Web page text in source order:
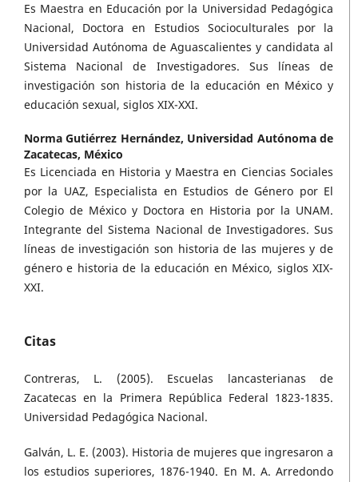
Es Maestra en Educación por la Universidad Pedagógica
Nacional, Doctora en Estudios Socioculturales por la
Universidad Autónoma de Aguascalientes y candidata al
Sistema Nacional de Investigadores. Sus líneas de
investigación son historia de la educación en México y
educación sexual, siglos XIX-XXI.
Norma Gutiérrez Hernández, Universidad Autónoma de
Zacatecas, México
Es Licenciada en Historia y Maestra en Ciencias Sociales
por la UAZ, Especialista en Estudios de Género por El
Colegio de México y Doctora en Historia por la UNAM.
Integrante del Sistema Nacional de Investigadores. Sus
líneas de investigación son historia de las mujeres y de
género e historia de la educación en México, siglos XIX-
XXI.
Citas
Contreras, L. (2005). Escuelas lancasterianas de
Zacatecas en la Primera República Federal 1823-1835.
Universidad Pedagógica Nacional.
Galván, L. E. (2003). Historia de mujeres que ingresaron a
los estudios superiores, 1876-1940. En M. A. Arredondo